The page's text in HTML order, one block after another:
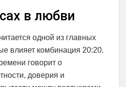
в любви
одной из главных
влияет комбинация 20:20.
говорит о
доверия и